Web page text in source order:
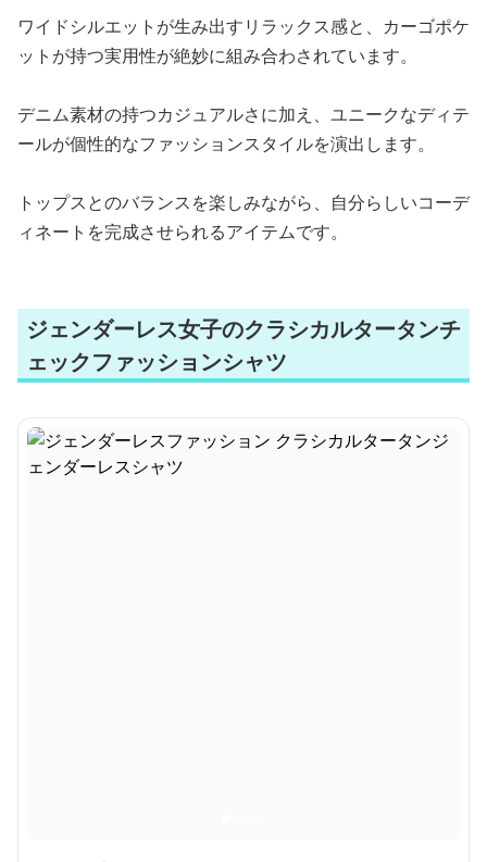
ワイドシルエットが生み出すリラックス感と、カーゴポケ
ットが持つ実用性が絶妙に組み合わされています。
デニム素材の持つカジュアルさに加え、ユニークなディテ
ールが個性的なファッションスタイルを演出します。
トップスとのバランスを楽しみながら、自分らしいコーデ
ィネートを完成させられるアイテムです。
ジェンダーレス女子のクラシカルタータンチ
ェックファッションシャツ